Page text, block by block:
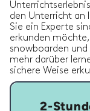
den Unterricht an
Sie ein Experte
erkunden
snowboarden und
mehr darüber
sichere Weise
2-